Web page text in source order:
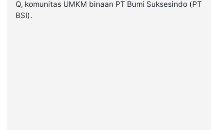
Q, komunitas UMKM binaan PT Bumi Suksesindo (PT
BSI).